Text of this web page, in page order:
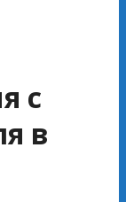
с
в